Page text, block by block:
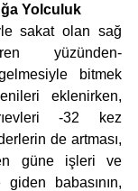
Yolculuk
sakat olan sağ
yüzünden-
bitmek
eklenirken,
-32 kez
de artması,
güne işleri ve
babasının,